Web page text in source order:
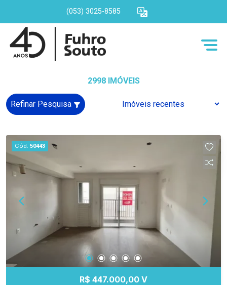
(053) 3025-8585
2998 IMÓVEIS
Refinar Pesquisa
Cód. 50443
R$ 447.000,00 V